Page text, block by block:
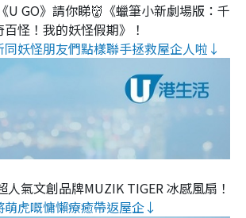
U GO》請你睇👹《蠟筆小新劇場版：千
百怪！我的妖怪假期》！
妖怪朋友們點樣聯手拯救屋企人啦↓
人氣文創品牌MUZIK TIGER 冰感風扇！
虎嘅慵懶療癒帶返屋企↓